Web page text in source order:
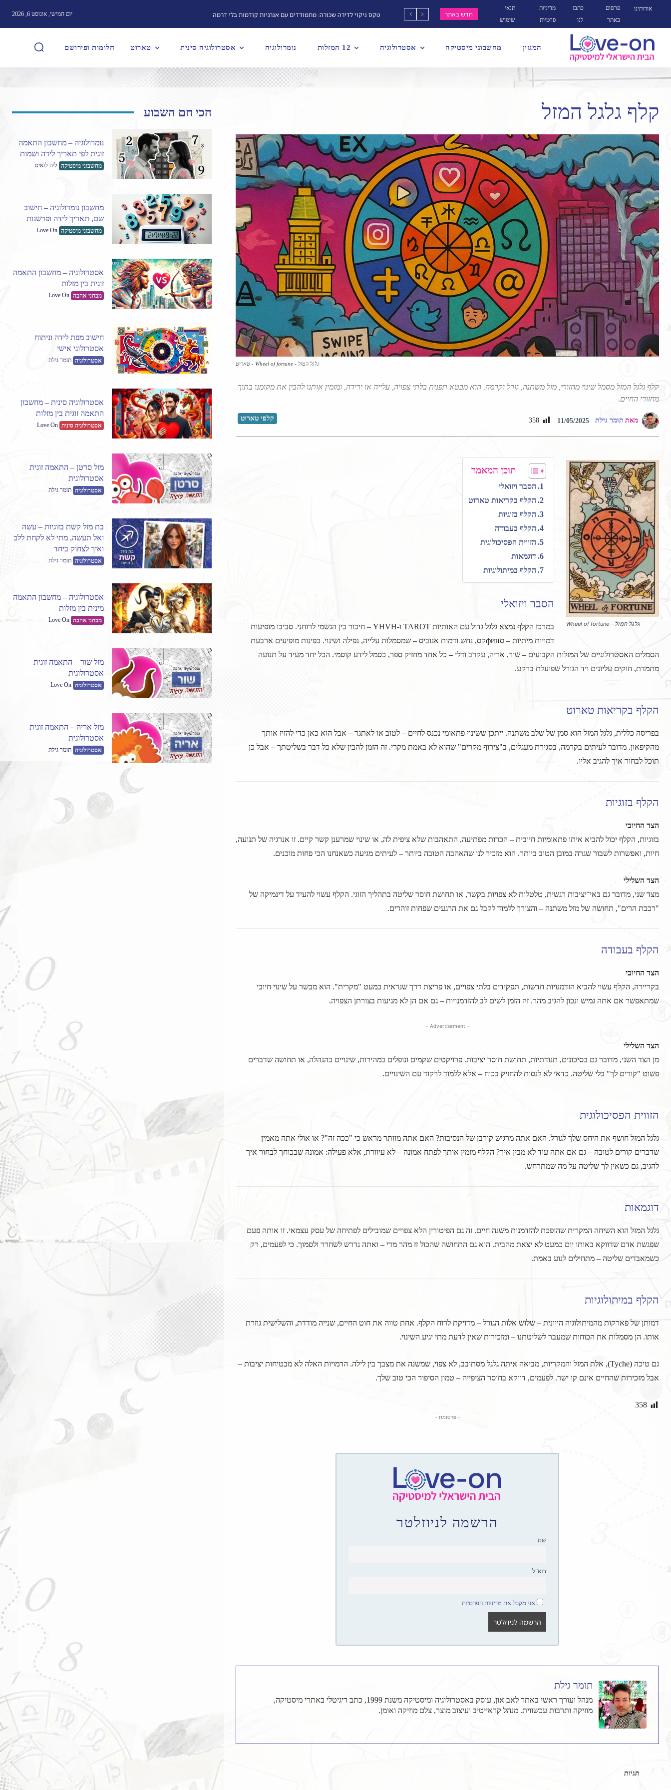
יום חמישי, אוגוסט 6, 2026
אודותינו
פרסום
באתר
כתבו
לנו
מדיניות
פרטיות
תנאי
שימוש
חדש באתר טקס ניקוי לדירה שכורה: מתמודדים עם אנרגיות קודמות בלי דרמה
המגזין מחשבוני מיסטיקה אסטרולוגיה 12 המזלות נומרולוגיה אסטרולוגיה סינית טארוט חלומות ופירושם
הכי חם השבוע
נומרולוגיה – מחשבון התאמה
זוגית לפי תאריך לידה ושמות
מחשבוני מיסטיקה ליה לואיס
מחשבון נומרולוגיה – חישוב
שם, תאריך לידה ופרשנות
מחשבוני מיסטיקה Love On
אסטרולוגיה – מחשבון התאמה
זוגית בין מזלות
מבחני אהבה Love On
חישוב מפת לידה וניתוח
אסטרולוגי אישי
אסטרולוגיה תומר גילת
אסטרולוגיה סינית – מחשבון
התאמה זוגית בין מזלות
אסטרולוגיה סינית Love On
מזל סרטן – התאמה זוגית
אסטרולוגית
אסטרולוגיה תומר גילת
בת מזל קשת בזוגיות – עשה
ואל תעשה, מתי לא לקחת ללב
ואיך לצחוק ביחד
אסטרולוגיה תומר גילת
אסטרולוגיה – מחשבון התאמה
מינית בין מזלות
מבחני אהבה Love On
מזל שור – התאמה זוגית
אסטרולוגית
אסטרולוגיה Love On
מזל אריה – התאמה זוגית
אסטרולוגית
אסטרולוגיה תומר גילת
קלף גלגל המזל
גלגל המזל - Wheel of fortune - טארוט
קלף גלגל המזל מסמל שינוי מחזורי, מזל משתנה, גורל וקרמה. הוא מבטא תפנית בלתי צפויה, עלייה או ירידה, ומזמין אותנו להבין את מקומנו בתוך
מחזורי החיים.
קלפי טארוט מאת תומר גילת 11/05/2025
358
גלגל המזל – Wheel of fortune
תוכן המאמר
הסבר ויזואלי
הקלף בקריאות טארוט
הקלף בזוגיות
הקלף בעבודה
הזווית הפסיכולוגית
דוגמאות
הקלף במיתולוגיות
הסבר ויזואלי
במרכז הקלף נמצא גלגל גדול עם האותיות TAROT ו-YHVH – חיבור בין הגשמי לרוחני. סביבו מופיעות
דמויות מיתיות – סфинקס, נחש ודמות אנוביס – שמסמלות עלייה, נפילה ושינוי. בפינות מופיעים ארבעת
הסמלים האסטרולוגיים של המזלות הקבועים – שור, אריה, עקרב ודלי – כל אחד מחזיק ספר, כסמל לידע קוסמי. הכל יחד מעיד על תנועה
מתמדת, חוקים עליונים ויד הגורל שפועלת ברקע.
הקלף בקריאות טארוט
בפריסה כללית, גלגל המזל הוא סמן של שלב משתנה. ייתכן ששינוי פתאומי נכנס לחיים – לטוב או לאתגר – אבל הוא כאן כדי להזיז אותך
מהקיפאון. מדובר לעיתים בקרמה, בסגירת מעגלים, ב"צירוף מקרים" שהוא לא באמת מקרי. זה הזמן להבין שלא כל דבר בשליטתך – אבל כן
תוכל לבחור איך להגיב אליו.
הקלף בזוגיות
הצד החיובי
בזוגיות, הקלף יכול להביא איתו פתאומיות חיובית – הכרות מפתיעה, התאהבות שלא ציפית לה, או שינוי שמרענן קשר קיים. זו אנרגיה של תנועה,
חיות, ואפשרות לשבור שגרה במובן הטוב ביותר. הוא מזכיר לנו שהאהבה הטובה ביותר – לעיתים מגיעה כשאנחנו הכי פחות מוכנים.
הצד השלילי
מצד שני, מדובר גם באי־יציבות רגשית, טלטלות לא צפויות בקשר, או תחושת חוסר שליטה בתהליך הזוגי. הקלף עשוי להעיד על דינמיקה של
"רכבת הרים", תחושה של מזל משתנה – והצורך ללמוד לקבל גם את הרגעים שפחות זוהרים.
הקלף בעבודה
הצד החיובי
בקריירה, הקלף עשוי להביא הזדמנויות חדשות, תפקידים בלתי צפויים, או פריצת דרך שנראית כמעט "מקרית". הוא מבשר על שינוי חיובי
שמתאפשר אם אתה גמיש ונכון להגיב מהר. זה הזמן לשים לב להזדמנויות – גם אם הן לא מגיעות בצורתן הצפויה.
- Advertisement -
הצד השלילי
מן הצד השני, מדובר גם בסיכונים, תנודתיות, תחושת חוסר יציבות. פרויקטים שקמים ונופלים במהירות, שינויים בהנהלה, או תחושה שדברים
פשוט "קורים לך" בלי שליטה. כדאי לא לנסות להחזיק בכוח – אלא ללמוד לרקוד עם השינויים.
הזווית הפסיכולוגית
גלגל המזל חושף את היחס שלך לגורל. האם אתה מרגיש קורבן של הנסיבות? האם אתה מוותר מראש כי "ככה זה"? או אולי אתה מאמין
שדברים קורים לטובה – גם אם אתה עוד לא מבין איך? הקלף מזמין אותך לפתח אמונה – לא עיוורת, אלא פעילה: אמונה שבכוחך לבחור איך
להגיב, גם כשאין לך שליטה על מה שמתרחש.
דוגמאות
גלגל המזל הוא השיחה המקרית שהופכת להזדמנות משנה חיים. זה גם הפיטורין הלא צפויים שמובילים לפתיחה של עסק עצמאי. זו אותה פעם
שפגשת אדם שדווקא באותו יום כמעט לא יצאת מהבית. הוא גם התחושה שהכול זז מהר מדי – ואתה נדרש לשחרר ולסמוך. כי לפעמים, רק
כשמאבדים שליטה – מתחילים לנוע באמת.
הקלף במיתולוגיות
דמותן של פארקות מהמיתולוגיה היוונית – שלוש אלות הגורל – מדויקת לרוח הקלף. אחת טווה את חוט החיים, שנייה מודדת, והשלישית גוזרת
אותו. הן מסמלות את הכוחות שמעבר לשליטתנו – ומזכירות שאין לדעת מתי יגיע השינוי.
גם טיכה (Tyche), אלת המזל והמקריות, מביאה איתה גלגל מסתובב, לא צפוי, שמשנה את מצבך בין לילה. הדמויות האלה לא מבטיחות יציבות –
אבל מזכירות שהחיים אינם קו ישר. לפעמים, דווקא בחוסר הציפייה – טמון הסיפור הכי טוב שלך.
358
- פרסומת -
הרשמה לניוזלטר
שם
דוא"ל
אני מקבל את מדיניות הפרטיות
תומר גילת
מנהל ועורך ראשי באתר לאב און, עוסק באסטרולוגיה ומיסטיקה משנת 1999, כתב דיגיטלי באתרי מיסטיקה,
מוזיקה ותרבות עכשווית. מנהל קראייטיב ועיצוב מוצר, צלם מוזיקה ואומן.
תגיות